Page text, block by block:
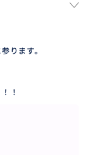
ります。
！